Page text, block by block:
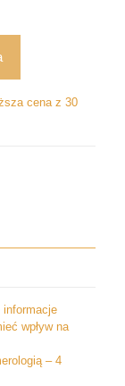
cena z 30
wpływ na
– 4